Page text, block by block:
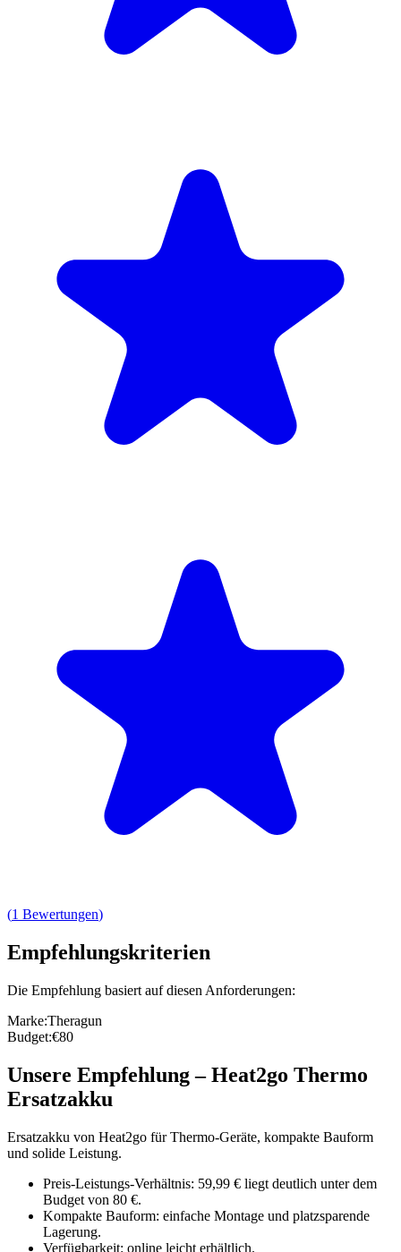
(1 Bewertungen)
Empfehlungskriterien
Die Empfehlung basiert auf diesen Anforderungen:
Marke:Theragun
Budget:€80
Unsere Empfehlung–Heat2go Thermo
Ersatzakku
Ersatzakku von Heat2go für Thermo-Geräte, kompakte Bauform
und solide Leistung.
Preis-Leistungs-Verhältnis: 59,99 € liegt deutlich unter dem
Budget von 80 €.
Kompakte Bauform: einfache Montage und platzsparende
Lagerung.
Verfügbarkeit: online leicht erhältlich.